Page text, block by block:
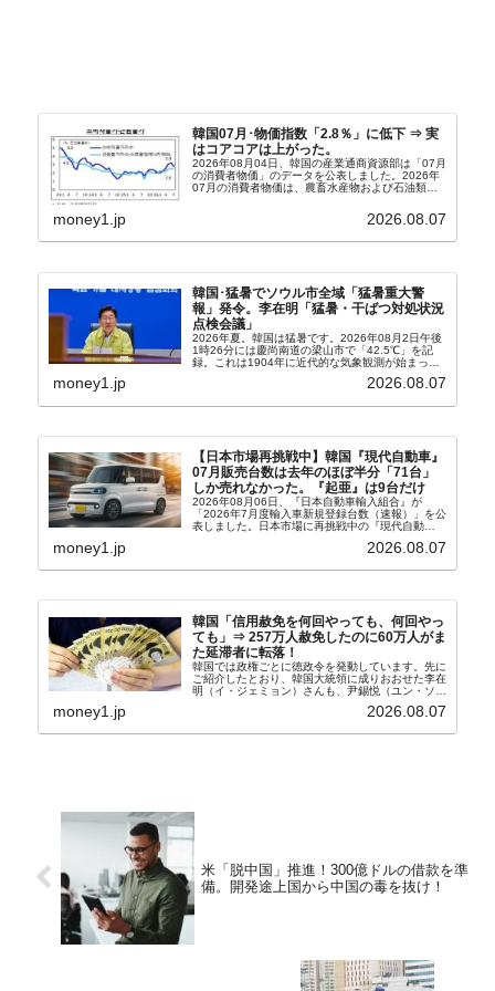
韓国07月･物価指数「2.8％」に低下 ⇒ 実
はコアコアは上がった。
2026年08月04日、韓国の産業通商資源部は「07月
の消費者物価」のデータを公表しました。2026年
07月の消費者物価は、農畜水産物および石油類の
2.8％上昇（06月は3.2％）となり、上昇率は前...
money1.jp 2026.08.07
韓国･猛暑でソウル市全域「猛暑重大警
報」発令。李在明「猛暑・干ばつ対処状況
点検会議」
2026年夏。韓国は猛暑です。2026年08月2日午後
1時26分には慶尚南道の梁山市で「42.5℃」を記
録。これは1904年に近代的な気象観測が始まって
ウル市全域への「猛暑重大警報」が発令され...
money1.jp 2026.08.07
【日本市場再挑戦中】韓国『現代自動車』
07月販売台数は去年のほぼ半分「71台」
しか売れなかった。『起亜』は9台だけ
2026年08月06日、『日本自動車輸入組合』が
「2026年7月度輸入車新規登録台数（速報）」を公
表しました。日本市場に再挑戦中の『現代自動
台数はこの中に捉えられているはずです。先月から
money1.jp 2026.08.07
韓国「信用赦免を何回やっても、何回やっ
ても」⇒ 257万人赦免したのに60万人がま
た延滞者に転落！
韓国では政権ごとに徳政令を発動しています。先に
ご紹介したとおり、韓国大統領に成りおおせた李在
明（イ・ジェミョン）さんも、尹錫悦（ユン・ソギ
バンクにして不良債権の買い取りを行い、分割償還
money1.jp 2026.08.07
米「脱中国」推進！300億ドルの借款を準
備。開発途上国から中国の毒を抜け！